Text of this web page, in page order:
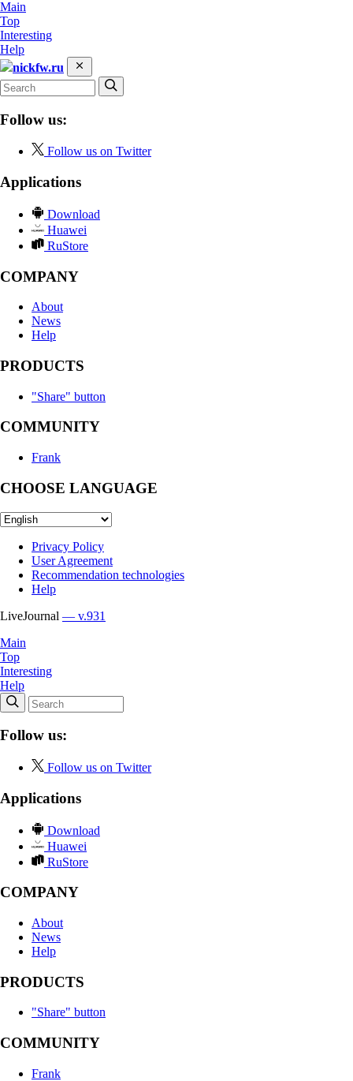
Main
Top
Interesting
Help
nickfw.ru
Follow us:
Follow us on Twitter
Applications
Download
Huawei
RuStore
COMPANY
About
News
Help
PRODUCTS
"Share" button
COMMUNITY
Frank
CHOOSE LANGUAGE
Privacy Policy
User Agreement
Recommendation technologies
Help
LiveJournal — v.931
Main
Top
Interesting
Help
Follow us:
Follow us on Twitter
Applications
Download
Huawei
RuStore
COMPANY
About
News
Help
PRODUCTS
"Share" button
COMMUNITY
Frank